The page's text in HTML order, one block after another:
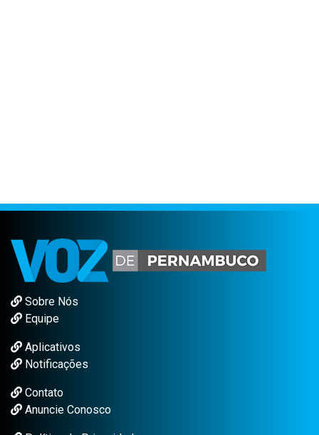
Sobre Nós
Equipe
Aplicativos
Notificações
Contato
Anuncie Conosco